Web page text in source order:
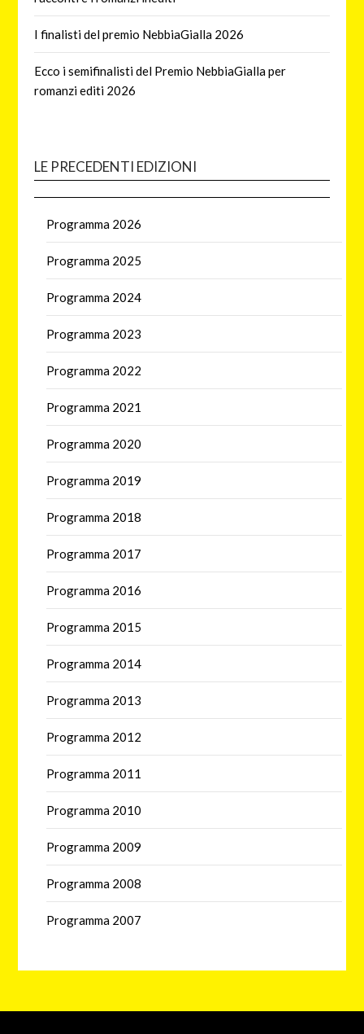
I finalisti del premio NebbiaGialla 2026
Ecco i semifinalisti del Premio NebbiaGialla per
romanzi editi 2026
LE PRECEDENTI EDIZIONI
Programma 2026
Programma 2025
Programma 2024
Programma 2023
Programma 2022
Programma 2021
Programma 2020
Programma 2019
Programma 2018
Programma 2017
Programma 2016
Programma 2015
Programma 2014
Programma 2013
Programma 2012
Programma 2011
Programma 2010
Programma 2009
Programma 2008
Programma 2007